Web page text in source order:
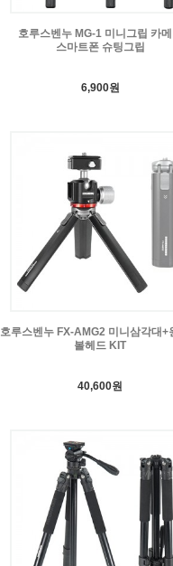
호루스벤누 MG-1 미니그립 카
스마트폰 슈팅그립
6,900원
호루스벤누 FX-AMG2 미니삼각대+
볼헤드 KIT
40,600원